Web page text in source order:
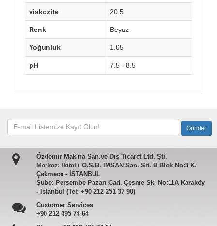
viskozite 20.5
Renk Beyaz
Yoğunluk 1.05
pH 7.5 - 8.5
Özdemir Makina San.ve Dış Ticaret Ltd. Şti.
Merkez: İkitelli O.S.B. İMSAN San. Sit. B Blok No:3 K.
Çekmece - İSTANBUL
Şube: Perşembe Pazarı Cad. Çeşme Sk. No:11A Karaköy
- İstanbul (Tel: +90 212 251 37 90)
Customer Services
+90 212 495 74 64